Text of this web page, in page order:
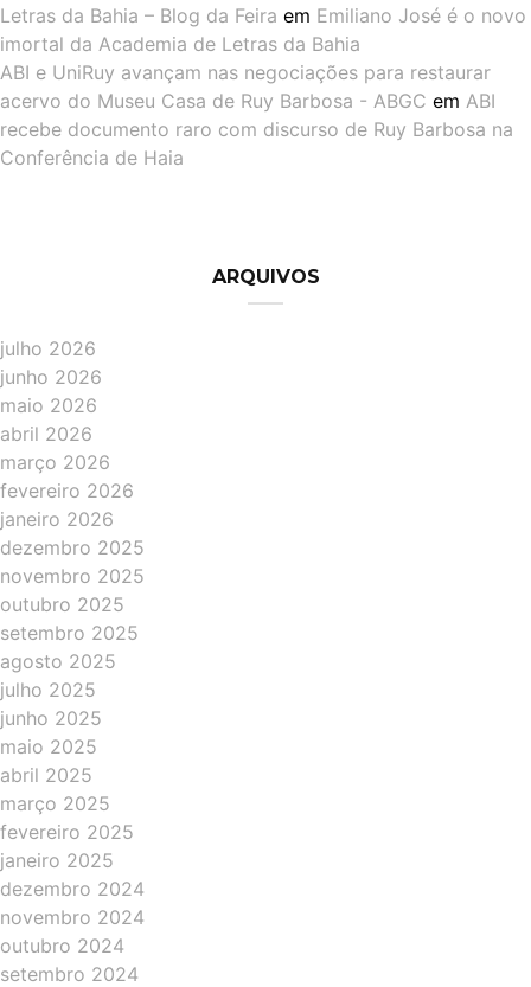
Letras da Bahia – Blog da Feira em Emiliano José é o novo
imortal da Academia de Letras da Bahia
ABI e UniRuy avançam nas negociações para restaurar
acervo do Museu Casa de Ruy Barbosa - ABGC em ABI
recebe documento raro com discurso de Ruy Barbosa na
Conferência de Haia
ARQUIVOS
julho 2026
junho 2026
maio 2026
abril 2026
março 2026
fevereiro 2026
janeiro 2026
dezembro 2025
novembro 2025
outubro 2025
setembro 2025
agosto 2025
julho 2025
junho 2025
maio 2025
abril 2025
março 2025
fevereiro 2025
janeiro 2025
dezembro 2024
novembro 2024
outubro 2024
setembro 2024